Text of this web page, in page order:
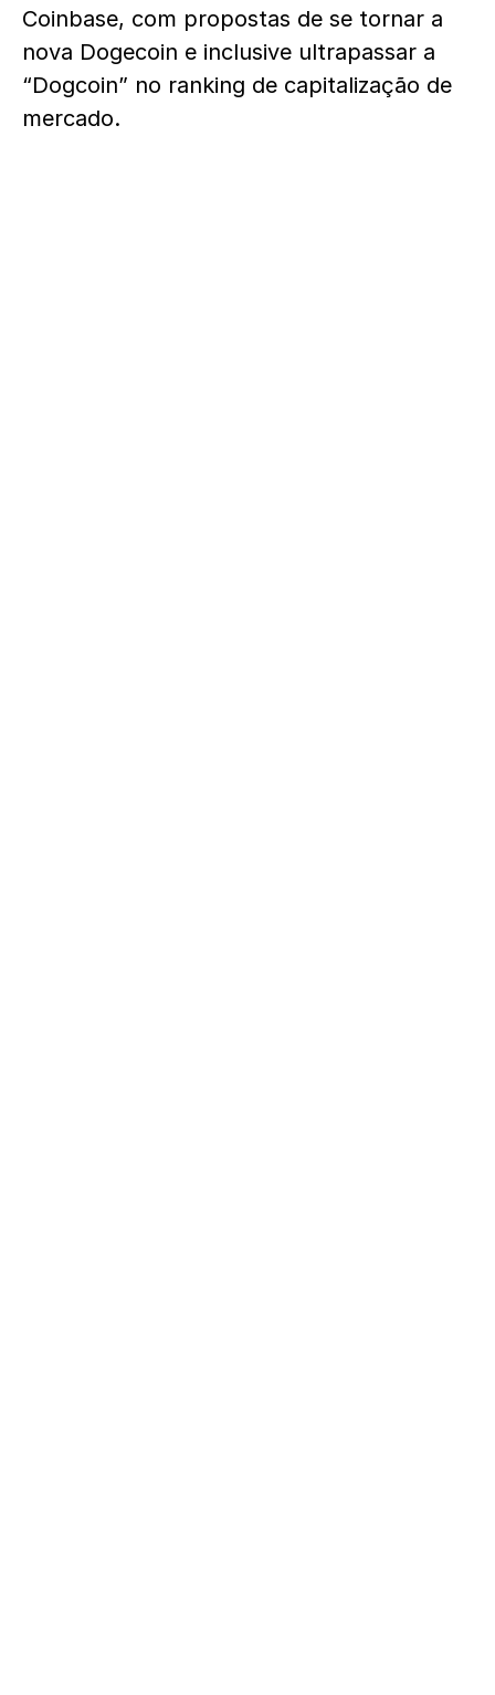
Coinbase, com propostas de se tornar a
nova Dogecoin e inclusive ultrapassar a
“Dogcoin” no ranking de capitalização de
mercado.